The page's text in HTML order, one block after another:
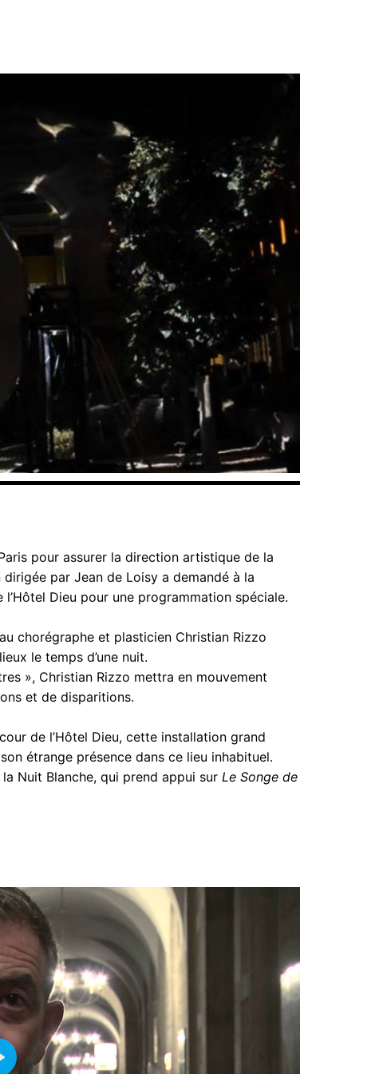
pour assurer la direction artistique de la
par Jean de Loisy a demandé à la
Dieu pour une programmation spéciale.
chorégraphe et plasticien Christian Rizzo
le temps d’une nuit.
», Christian Rizzo mettra en mouvement
et de disparitions.
de l’Hôtel Dieu, cette installation grand
étrange présence dans ce lieu inhabituel.
Nuit Blanche, qui prend appui sur Le Songe de